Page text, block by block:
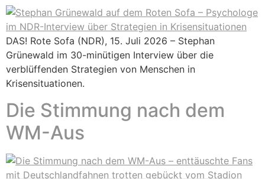
DAS! Rote Sofa (NDR), 15. Juli 2026 – Stephan
Grünewald im 30-minütigen Interview über die
verblüffenden Strategien von Menschen in
Krisensituationen.
Die Stimmung nach dem
WM-Aus